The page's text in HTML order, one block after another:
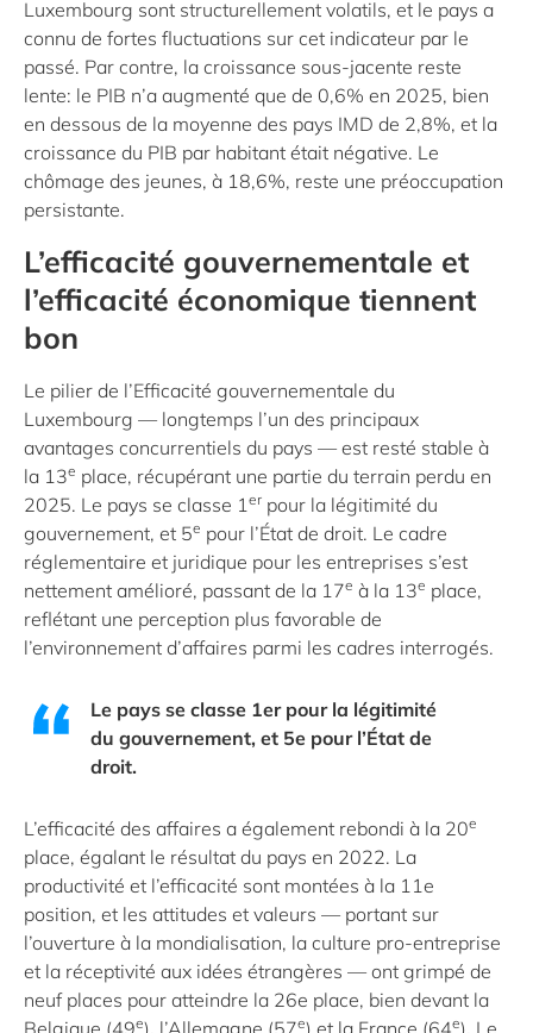
Luxembourg sont structurellement volatils, et le pays a
connu de fortes fluctuations sur cet indicateur par le
passé. Par contre, la croissance sous-jacente reste
lente: le PIB n’a augmenté que de 0,6% en 2025, bien
en dessous de la moyenne des pays IMD de 2,8%, et la
croissance du PIB par habitant était négative. Le
chômage des jeunes, à 18,6%, reste une préoccupation
persistante.
L’efficacité gouvernementale et
l’efficacité économique tiennent
bon
Le pilier de l’Efficacité gouvernementale du
Luxembourg — longtemps l’un des principaux
avantages concurrentiels du pays — est resté stable à
la 13e place, récupérant une partie du terrain perdu en
2025. Le pays se classe 1er pour la légitimité du
gouvernement, et 5e pour l’État de droit. Le cadre
réglementaire et juridique pour les entreprises s’est
nettement amélioré, passant de la 17e à la 13e place,
reflétant une perception plus favorable de
l’environnement d’affaires parmi les cadres interrogés.
Le pays se classe 1er pour la légitimité
du gouvernement, et 5e pour l’État de
droit.
L’efficacité des affaires a également rebondi à la 20e
place, égalant le résultat du pays en 2022. La
productivité et l’efficacité sont montées à la 11e
position, et les attitudes et valeurs — portant sur
l’ouverture à la mondialisation, la culture pro-entreprise
et la réceptivité aux idées étrangères — ont grimpé de
neuf places pour atteindre la 26e place, bien devant la
Belgique (49e), l’Allemagne (57e) et la France (64e). Le